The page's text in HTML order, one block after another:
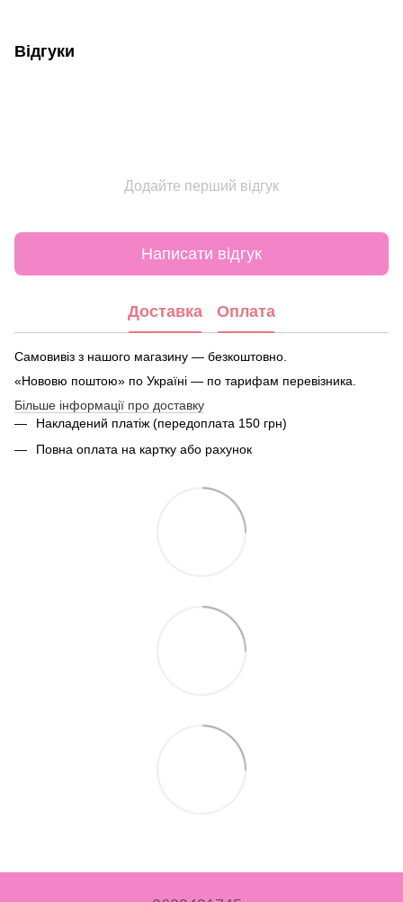
Відгуки
Додайте перший відгук
Написати відгук
Доставка Оплата
Самовивіз з нашого магазину — безкоштовно.
«Нововю поштою» по Україні — по тарифам перевізника.
Більше інформації про доставку
Накладений платіж (передоплата 150 грн)
Повна оплата на картку або рахунок